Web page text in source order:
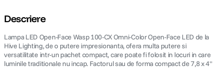
Descriere
Lampa LED Open-Face Wasp 100-CX Omni-Color Open-Face LED de la
Hive Lighting, de o putere impresionanta, ofera multa putere si
versatilitate intr-un pachet compact, care poate fi folosit in locuri in care
luminile traditionale nu incap. Factorul sau de forma compact de 7,8 x 4"